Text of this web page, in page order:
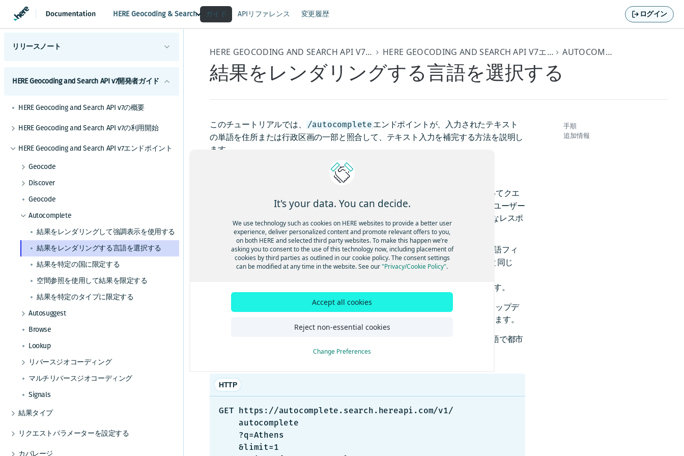
HERE Geocoding & Search ガイド APIリファレンス 変更履歴 ログイン
リリースノート
ハイライト
新機能
既知の問題
解決済みの問題
制限と回避策
HERE Geocoding and Search API v7開発者ガイド
HERE Geocoding and Search API v7の概要
HERE Geocoding and Search API v7の利用開始
ストの作成
資格情報を取得する
アプリケーションをテストする
機能の成熟度
ト
拡張に対する準備
クライアントアクティビティの追跡
Gzip圧縮
HERE Geocoding and Search API v7エンドポイント
Geocode
エリアをジオコーディングする
場所をジオコーディングする
結果のスコアリングを使用する
セカンダリユニットを使用して住所をジオコ
ーディングする
結果を特定の国に限定する
住居番号のフォールバックを使用する
空間参照を使用する
修飾クエリを作成する
ハイブリッドクエリを作成する
解析情報をリクエストして使用する
場所の結果を除外する
Discover
名前を使用して場所を検索する
位置を使用して住所を検索する
カテゴリーを使用して場所を検索する
チェーンを使用して場所を検索する
電話番号を使用して場所を検索する
座標近くの住所を検索する
位置の近くの場所をカテゴリーで検索する
経路内の場所をカテゴリーで検索する
Geocode
Autocomplete
結果をレンダリングして強調表示を使用する
結果をレンダリングする言語を選択する
結果を特定の国に限定する
空間参照を使用して結果を限定する
結果を特定のタイプに限定する
Autosuggest
候補を取得する
不完全な位置クエリを使用して場所の候補を
クエリのスペル ミスを修正する
クエリの最後のワードの候補を取得する
Browse
Lookup
リバースジオコーディング
索する
地理座標を使用して周辺の複数の住所を検索
運転方向を考慮して道路の一致を向上する
結果を特定のタイプに限定する
マルチリバースジオコーディング
Signals
結果タイプ
リクエストパラメーターを設定する
カバレージ
HERE GEOCODING AND SEARCH API V7開発者ガイド HERE GEOCODING AND SEARCH API V7エンドポイント AUTOCOMPLETE
結果をレンダリングする言語を選択する
このチュートリアルでは、 /autocomplete エンドポイントが、入力されたテキスト
の単語を住所または行政区画の一部と照合して、テキスト入力を補完する方法を説明し
ます。
エンドポイントは、一致する名前のバリエーションに基づいてクエ
リ言語を検出し、そのレスポンスに同じ言語を選択します。そのため、エンド ユーザー
はクエリと入力したすべての単語を同じ言語で確認し、認識できます。全体的なレスポ
ンス言語の一貫性は保持されます。
/autocompleteエンドポイントの結果には、ユーザーの優先言語を示す言語フィ
ールドが含まれます。この値は、
langクエリパラメーターで指定された言語と同じ
エンドポイントが入力クエリから識別した言語になります。
マップデータに複数のバリエーションがある言語の場合、2文字言語コードはマップデ
などとなります。
次の例では、ユーザーはギリシャのアテネ市を検索しています。ユーザーは英語で都市
HTTP
GET https://autocomplete.search.hereapi.com/v1/
    &limit=1
手順
追加情報
It's your data. You can decide.
We use technology such as cookies on HERE websites to provide a better user
experience, deliver personalized content and promote relevant offers to you,
on both HERE and selected third party websites. To make this happen we’re
asking you to consent to the use of this technology now, including placement of
cookies by third parties as outlined in our cookie policy. The consent settings
can be modified at any time in the website. See our"Privacy/Cookie Policy".
Accept all cookies
Reject non-essential cookies
Change Preferences